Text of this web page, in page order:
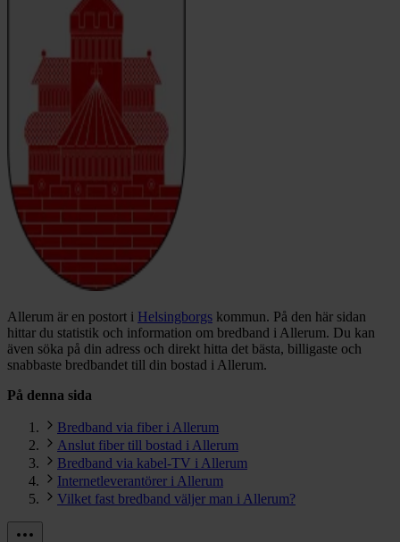
Allerum är en postort i Helsingborgs kommun. På den här sidan
hittar du statistik och information om bredband i Allerum. Du kan
även söka på din adress och direkt hitta det bästa, billigaste och
snabbaste bredbandet till din bostad i Allerum.
På denna sida
Bredband via fiber i Allerum
Anslut fiber till bostad i Allerum
Bredband via kabel-TV i Allerum
Internetleverantörer i Allerum
Vilket fast bredband väljer man i Allerum?